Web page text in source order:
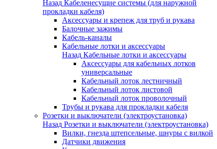
Назад Кабеленесущие системы (для наружной
прокладки кабеля)
Аксессуары и крепеж для труб и рукава
Балочные зажимы
Кабель-каналы
Кабельные лотки и аксессуары
Назад Кабельные лотки и аксессуары
Аксессуары для кабельных лотков
универсальные
Кабельный лоток лестничный
Кабельный лоток листовой
Кабельный лоток проволочный
Трубы и рукава для прокладки кабеля
Розетки и выключатели (электроустановка)
Назад Розетки и выключатели (электроустановка)
Вилки, гнезда штепсельные, шнуры с вилкой
Датчики движения